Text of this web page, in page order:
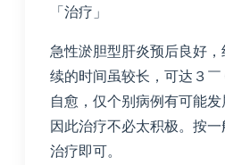
「治疗」
急性淤胆型肝炎预后良好
续的时间虽较长，可达３
自愈，仅个别病例有可能发
因此治疗不必太积极。按
治疗即可。